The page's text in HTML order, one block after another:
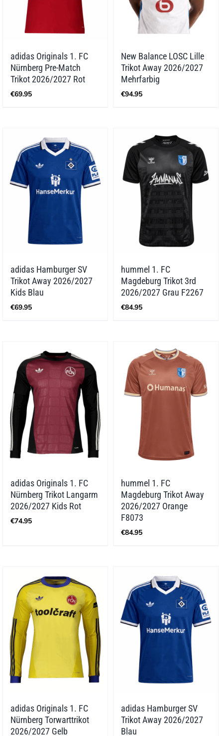
adidas Originals 1. FC
Nürnberg Pre-Match
Trikot 2026/2027 Rot
€69.95
New Balance LOSC Lille
Trikot Away 2026/2027
Mehrfarbig
€94.95
adidas Hamburger SV
Trikot Away 2026/2027
Kids Blau
€69.95
hummel 1. FC
Magdeburg Trikot 3rd
2026/2027 Grau F2267
€84.95
adidas Originals 1. FC
Nürnberg Trikot Langarm
2026/2027 Kids Rot
€74.95
hummel 1. FC
Magdeburg Trikot Away
2026/2027 Orange
F8073
€84.95
adidas Originals 1. FC
Nürnberg Torwarttrikot
2026/2027 Gelb
adidas Hamburger SV
Trikot Away 2026/2027
Blau